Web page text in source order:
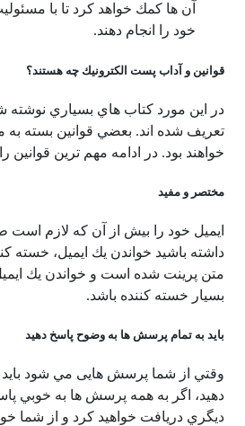
آن ها كمك خواهد كرد تا با
خود را انجام دهند.
قوانين و آداب پست الكترونيك چه هستند؟
در اين مورد كتاب هاي بسياري نوشته
تعريف شده اند. بعضي قوانين بسته
خواهند بود. در ادامه مهم ترين قوانين
مختصر و مفيد
ايميل خود را بيش از آن كه لازم است
داشته باشيد خواندن يك ايميل، خسته
متن پرينت شده است و خواندن يك
بسيار خسته كننده باشد.
بايد به تمام پرسش ها به وضوح پاسخ دهيد
وقتي از شما پرسش هایی مي شود بايد
دهيد، اگر به همه پرسش ها به خوبي
ديگري دريافت خواهيد كرد و از شما